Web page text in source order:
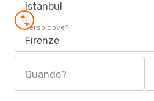
Istanbul
Verso dove?
Firenze
Quando?